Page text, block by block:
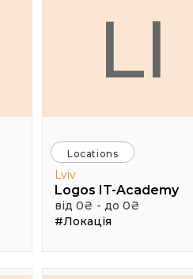
LI
Locations
Lviv
Logos IT-Academy
від 0₴ - до 0₴
#Локація